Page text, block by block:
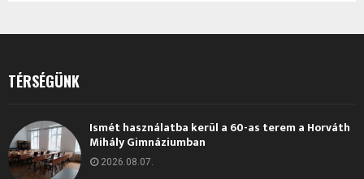
TÉRSÉGÜNK
Ismét használatba kerül a 60-as terem a Horváth
Mihály Gimnáziumban
2026.08.07.